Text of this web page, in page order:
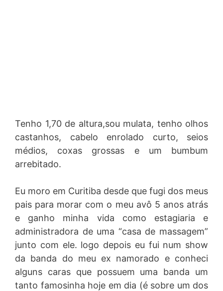
Tenho 1,70 de altura,sou mulata, tenho olhos
castanhos, cabelo enrolado curto, seios
médios, coxas grossas e um bumbum
arrebitado.
Eu moro em Curitiba desde que fugi dos meus
pais para morar com o meu avô 5 anos atrás
e ganho minha vida como estagiaria e
administradora de uma “casa de massagem”
junto com ele. logo depois eu fui num show
da banda do meu ex namorado e conheci
alguns caras que possuem uma banda um
tanto famosinha hoje em dia (é sobre um dos